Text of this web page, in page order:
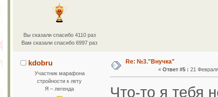
Вы сказали спасибо 4110 раз
Вам сказали спасибо 6997 раз
kdobru
Участник марафона
стройности к лету
Я – легенда
Re: №3."Внучка"
« Ответ #5 : 21
Что-то я тебя